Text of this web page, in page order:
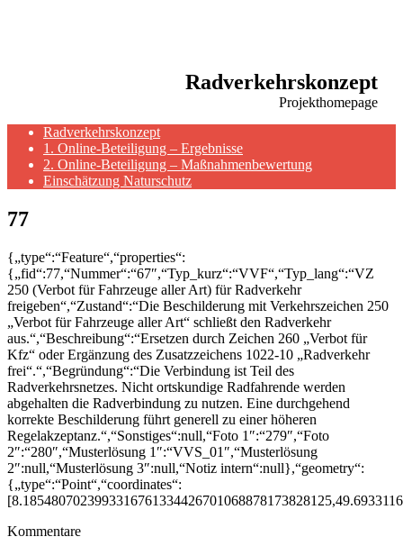
Radverkehrskonzept
Projekthomepage
Radverkehrskonzept
1. Online-Beteiligung – Ergebnisse
2. Online-Beteiligung – Maßnahmenbewertung
Einschätzung Naturschutz
77
{„type“:“Feature“,“properties“:
{„fid“:77,“Nummer“:“67″,“Typ_kurz“:“VVF“,“Typ_lang“:“VZ
250 (Verbot für Fahrzeuge aller Art) für Radverkehr
freigeben“,“Zustand“:“Die Beschilderung mit Verkehrszeichen 250
„Verbot für Fahrzeuge aller Art“ schließt den Radverkehr
aus.“,“Beschreibung“:“Ersetzen durch Zeichen 260 „Verbot für
Kfz“ oder Ergänzung des Zusatzzeichens 1022-10 „Radverkehr
frei“.“,“Begründung“:“Die Verbindung ist Teil des
Radverkehrsnetzes. Nicht ortskundige Radfahrende werden
abgehalten die Radverbindung zu nutzen. Eine durchgehend
korrekte Beschilderung führt generell zu einer höheren
Regelakzeptanz.“,“Sonstiges“:null,“Foto 1″:“279″,“Foto
2″:“280″,“Musterlösung 1″:“VVS_01″,“Musterlösung
2″:null,“Musterlösung 3″:null,“Notiz intern“:null},“geometry“:
{„type“:“Point“,“coordinates“:
Kommentare